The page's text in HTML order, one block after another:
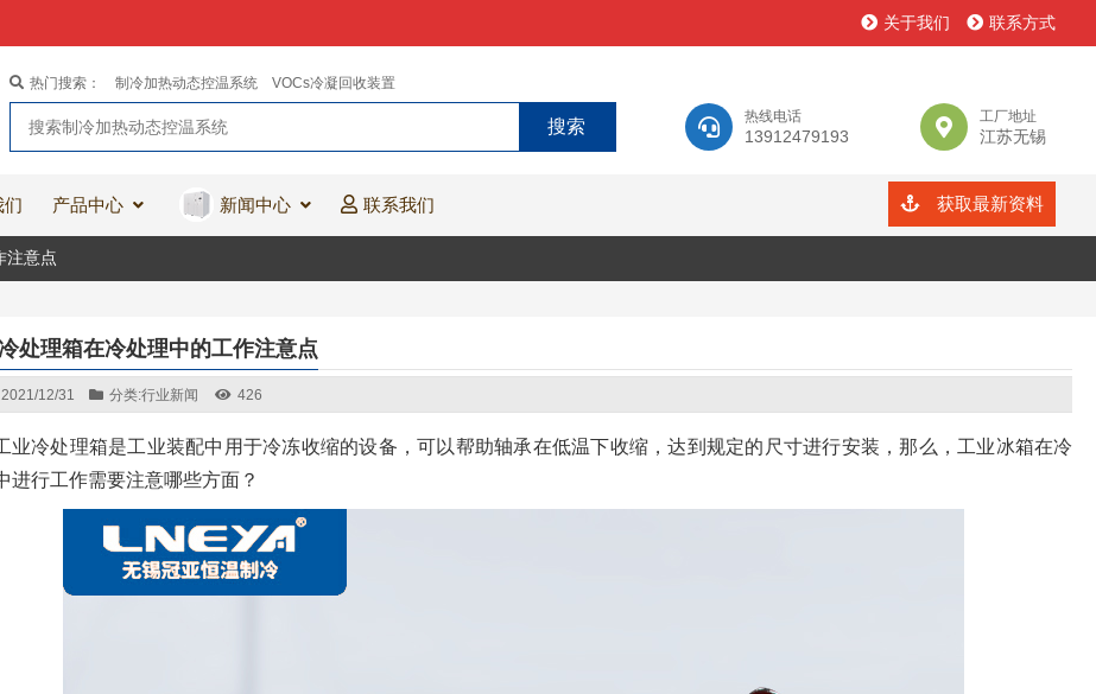
关于我们 联系方式
热线电话
13912479193
工厂地址
江苏无锡
热门搜索： 制冷加热动态控温系统 VOCs冷凝回收装置
们 产品中心 新闻中心 联系我们 获取最新资料
注意点
处理箱在冷处理中的工作注意点
2021/12/31 分类:行业新闻 426
业冷处理箱是工业装配中用于冷冻收缩的设备，可以帮助轴承在低温下收缩，达到规定的尺寸进行安装，那么，工业冰箱在冷
进行工作需要注意哪些方面？